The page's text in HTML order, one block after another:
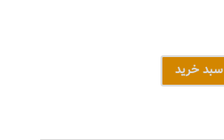
خرید